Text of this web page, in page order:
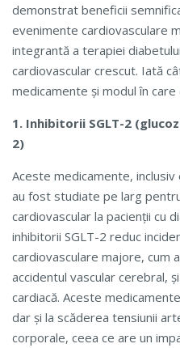
demonstrat beneficii
evenimente cardiovasculare
integrantă a terapiei
cardiovascular crescut. Iată
medicamente și modul în
1. Inhibitorii SGLT-2
2)
Aceste medicamente,
au fost studiate pe larg
cardiovascular la pacienții cu
inhibitorii SGLT-2 reduc
cardiovasculare majore, cum
accidentul vascular cerebral,
cardiacă. Aceste
dar și la scăderea tensiunii
corporale, ceea ce are un